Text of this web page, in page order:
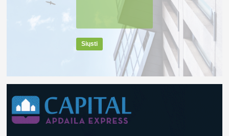
Siųsti